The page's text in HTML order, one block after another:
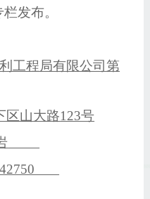
栏发布。
工程局有限公司第
区山大路123号